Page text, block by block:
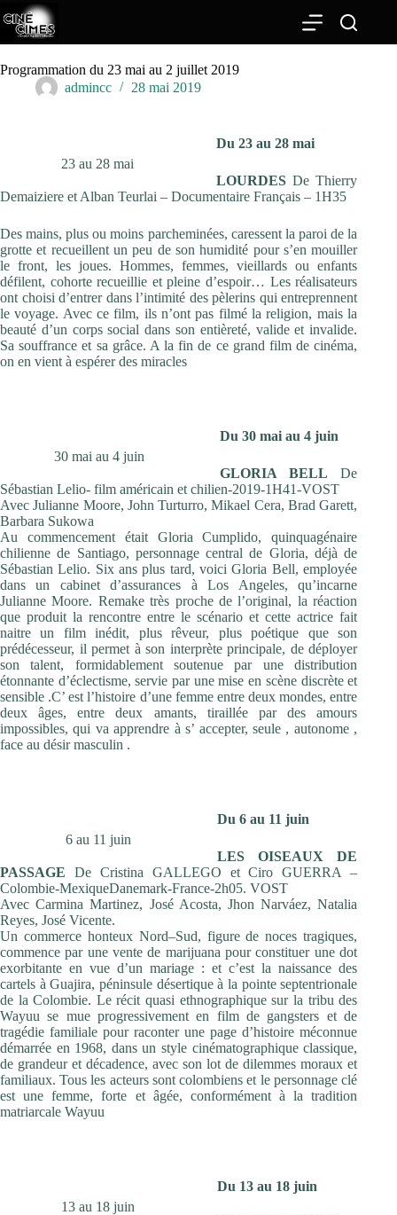
Passer
au
contenu
Programmation du 23 mai au 2 juillet 2019
admincc
28 mai 2019
23 au 28 mai
Du 23 au 28 mai
LOURDES De Thierry
Demaiziere et Alban Teurlai – Documentaire Français – 1H35
Des mains, plus ou moins parcheminées, caressent la paroi de la
grotte et recueillent un peu de son humidité pour s’en mouiller
le front, les joues. Hommes, femmes, vieillards ou enfants
défilent, cohorte recueillie et pleine d’espoir… Les réalisateurs
ont choisi d’entrer dans l’intimité des pèlerins qui entreprennent
le voyage. Avec ce film, ils n’ont pas filmé la religion, mais la
beauté d’un corps social dans son entièreté, valide et invalide.
Sa souffrance et sa grâce. A la fin de ce grand film de cinéma,
on en vient à espérer des miracles
30 mai au 4 juin
Du 30 mai au 4 juin
GLORIA BELL De
Sébastian Lelio- film américain et chilien-2019-1H41-VOST
Avec Julianne Moore, John Turturro, Mikael Cera, Brad Garett,
Barbara Sukowa
Au commencement était Gloria Cumplido, quinquagénaire
chilienne de Santiago, personnage central de Gloria, déjà de
Sébastian Lelio. Six ans plus tard, voici Gloria Bell, employée
dans un cabinet d’assurances à Los Angeles, qu’incarne
Julianne Moore. Remake très proche de l’original, la réaction
que produit la rencontre entre le scénario et cette actrice fait
naitre un film inédit, plus rêveur, plus poétique que son
prédécesseur, il permet à son interprète principale, de déployer
son talent, formidablement soutenue par une distribution
étonnante d’éclectisme, servie par une mise en scène discrète et
sensible .C’ est l’histoire d’une femme entre deux mondes, entre
deux âges, entre deux amants, tiraillée par des amours
impossibles, qui va apprendre à s’ accepter, seule , autonome ,
face au désir masculin .
6 au 11 juin
Du 6 au 11 juin
LES OISEAUX DE
PASSAGE De Cristina GALLEGO et Ciro GUERRA –
Colombie-MexiqueDanemark-France-2h05. VOST
Avec Carmina Martinez, José Acosta, Jhon Narváez, Natalia
Reyes, José Vicente.
Un commerce honteux Nord–Sud, figure de noces tragiques,
commence par une vente de marijuana pour constituer une dot
exorbitante en vue d’un mariage : et c’est la naissance des
cartels à Guajira, péninsule désertique à la pointe septentrionale
de la Colombie. Le récit quasi ethnographique sur la tribu des
Wayuu se mue progressivement en film de gangsters et de
tragédie familiale pour raconter une page d’histoire méconnue
démarrée en 1968, dans un style cinématographique classique,
de grandeur et décadence, avec son lot de dilemmes moraux et
familiaux. Tous les acteurs sont colombiens et le personnage clé
est une femme, forte et âgée, conformément à la tradition
matriarcale Wayuu
13 au 18 juin
Du 13 au 18 juin